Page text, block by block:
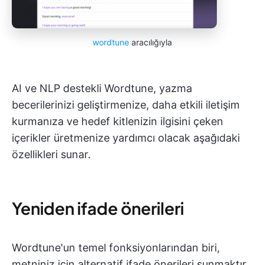
wordtunearacılığıyla
AI ve NLP destekli Wordtune, yazma
becerilerinizi geliştirmenize, daha etkili iletişim
kurmanıza ve hedef kitlenizin ilgisini çeken
içerikler üretmenize yardımcı olacak aşağıdaki
özellikleri sunar.
Yeniden ifade önerileri
Wordtune'un temel fonksiyonlarından biri,